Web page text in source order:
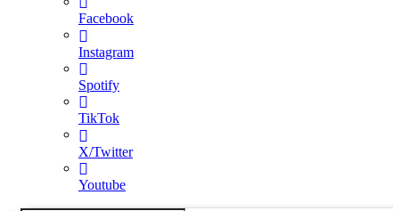
Facebook
Instagram
Spotify
TikTok
X/Twitter
Youtube